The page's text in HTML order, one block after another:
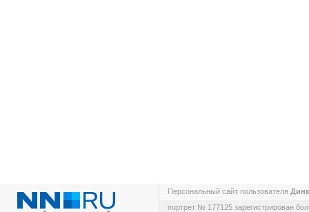
Персональный сайт пользователя
портрет № 177125 зарегистрирован